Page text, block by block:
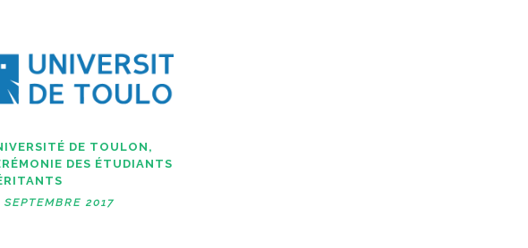
DE TOULON,
DES ÉTUDIANTS
SEPTEMBRE 2017